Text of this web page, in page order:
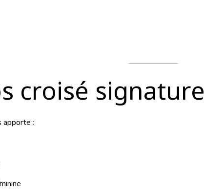
croisé signature
apporte :